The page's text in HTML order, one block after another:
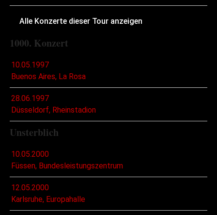
Alle Konzerte dieser Tour anzeigen
1000. Konzert
10.05.1997
Buenos Aires, La Rosa
28.06.1997
Düsseldorf, Rheinstadion
Unsterblich
10.05.2000
Füssen, Bundesleistungszentrum
12.05.2000
Karlsruhe, Europahalle